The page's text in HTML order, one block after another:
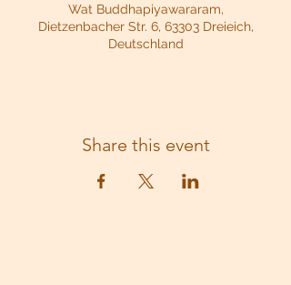
Wat Buddhapiyawararam,
Dietzenbacher Str. 6, 63303 Dreieich,
Deutschland
Share this event